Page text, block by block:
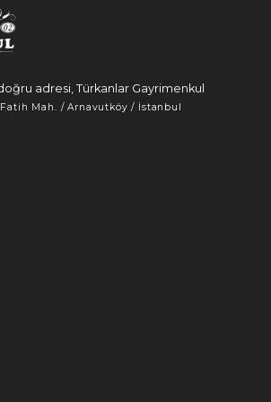
adresi, Türkanlar Gayrimenkul
Fatih Mah. / Arnavutköy / İstanbul